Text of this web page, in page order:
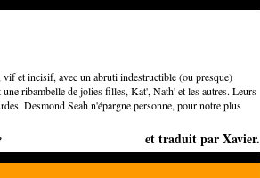
et incisif, avec un abruti indestructible (ou presque)
ribambelle de jolies filles, Kat', Nath' et les autres. Leurs
Desmond Seah n'épargne personne, pour notre plus
et traduit par Xavier.